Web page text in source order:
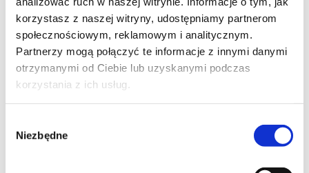
korzystasz z naszej witryny, udostępniamy partnerom
społecznościowym, reklamowym i analitycznym.
Partnerzy mogą połączyć te informacje z innymi danymi
otrzymanymi od Ciebie lub uzyskanymi podczas
korzystania z ich usług.
zgody
Niezbędne
PRO.021